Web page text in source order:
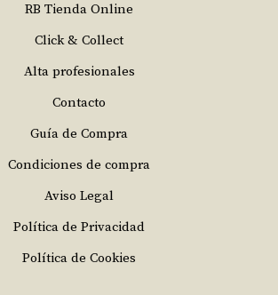
RB Tienda Online
Click & Collect
Alta profesionales
Contacto
Guía de Compra
Condiciones de compra
Aviso Legal
Política de Privacidad
Política de Cookies